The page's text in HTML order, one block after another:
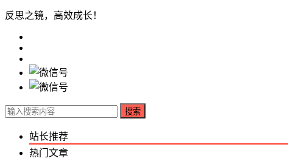
反思之镜，高效成长！
搜索
站长推荐
热门文章